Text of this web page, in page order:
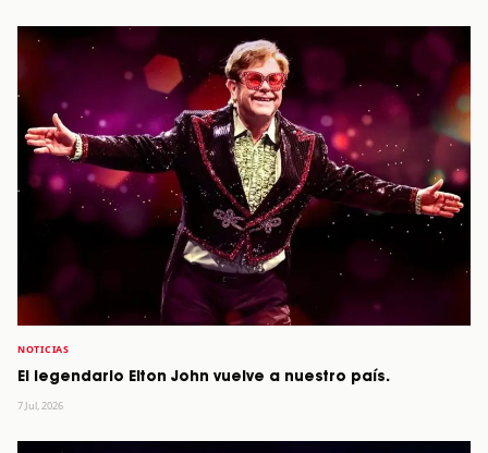
NOTICIAS
El legendario Elton John vuelve a nuestro país.
7 Jul, 2026